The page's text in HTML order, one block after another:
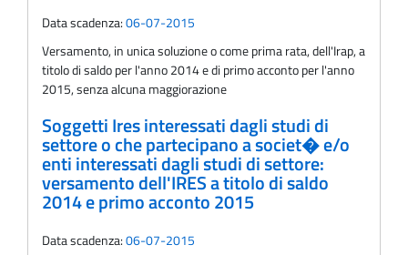
Data scadenza:06-07-2015
Versamento, in unica soluzione o come prima rata, dell'Irap, a
titolo di saldo per l'anno 2014 e di primo acconto per l'anno
2015, senza alcuna maggiorazione
Soggetti Ires interessati dagli studi di
settore o che partecipano a societ� e/o
enti interessati dagli studi di settore:
versamento dell'IRES a titolo di saldo
2014 e primo acconto 2015
Data scadenza:06-07-2015